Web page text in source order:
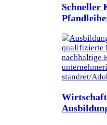
Schneller